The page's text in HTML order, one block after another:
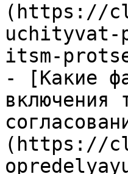
(https://
uchityvat-
itsm-
- [Какие
включения
(https://